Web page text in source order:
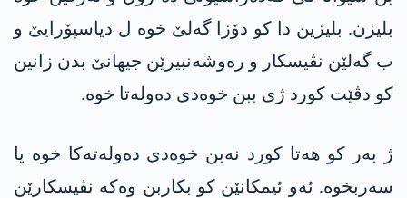
بلیزن. بلیزین دا کو دۆزا گەلێ خوە ل دیاسپۆرایێ و
ب گەلێن نڤیسکار و رەوشەنبیرێن جیھانێ بدن زانین
کو دڤێت کورد ژی ببن خوەدی دەولەتا خوە.
ژ بەر کو ھەتا کورد نەبن خوەدی دەولەتەکا خوە یا
سەربخوە. ئەو ئیمکانێن کو بکاربن وەکە نڤیسکارێن